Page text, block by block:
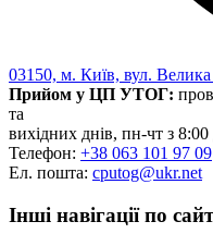
03150, м. Київ, вул. Велика
Прийом у ЦП УТОГ:
та
вихідних днів, пн-чт з
Телефон: +38 063 101 97 09
Ел. пошта: cputog@ukr.net
Інші навігації по